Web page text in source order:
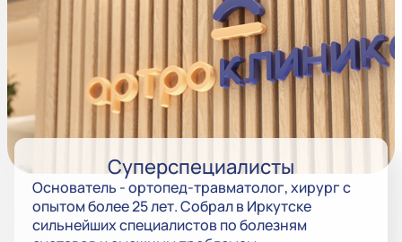
Суперспециалисты
Основатель - ортопед-травматолог, хирург с
опытом более 25 лет. Собрал в Иркутске
сильнейших специалистов по болезням